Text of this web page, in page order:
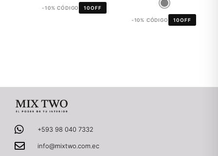
-10% CÓDIGO 10OFF
-10% CÓDIGO 10OFF
+593 98 040 7332
info@mixtwo.com.ec